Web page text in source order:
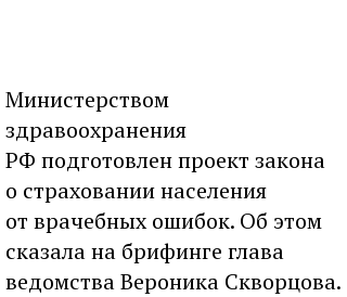
Министерством
здравоохранения
РФ подготовлен проект закона
о страховании населения
от врачебных ошибок. Об этом
сказала на брифинге глава
ведомства Вероника Скворцова.